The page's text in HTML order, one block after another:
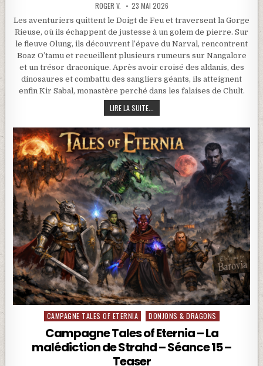
ROGER V. 23 MAI 2026
Les aventuriers quittent le Doigt de Feu et traversent la Gorge
Rieuse, où ils échappent de justesse à un golem de pierre. Sur
le fleuve Olung, ils découvrent l’épave du Narval, rencontrent
Boaz O’tamu et recueillent plusieurs rumeurs sur Nangalore
et un trésor draconique. Après avoir croisé des aldanis, des
dinosaures et combattu des sangliers géants, ils atteignent
enfin Kir Sabal, monastère perché dans les falaises de Chult.
LIRE LA SUITE...
Posted in
CAMPAGNE TALES OF ETERNIA DONJONS & DRAGONS
Campagne Tales of Eternia – La
malédiction de Strahd – Séance 15 –
Teaser